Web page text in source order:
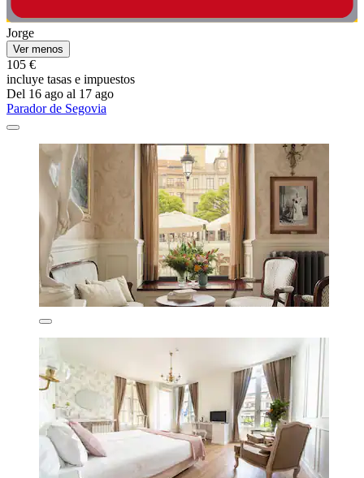
Jorge
Ver menos
105 €
incluye tasas e impuestos
Del 16 ago al 17 ago
Parador de Segovia